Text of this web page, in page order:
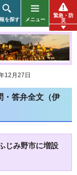
を探す メニュー
緊急・防
災
12月27日
・答弁全文（伊
じみ野市に増設